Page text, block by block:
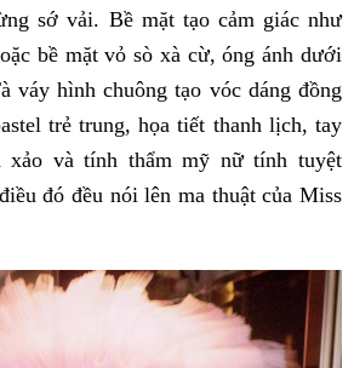
sớ vải. Bề mặt tạo cảm giác như
bề mặt vỏ sò xà cừ, óng ánh dưới
váy hình chuông tạo vóc dáng đồng
trẻ trung, họa tiết thanh lịch, tay
xảo và tính thẩm mỹ nữ tính tuyệt
đó đều nói lên ma thuật của Miss